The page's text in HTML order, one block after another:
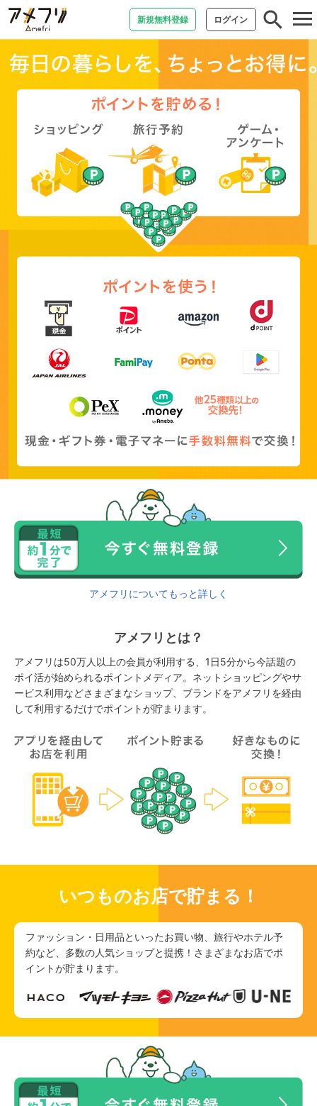
新規無料登録 ログイン
アメフリについてもっと詳しく
アメフリとは？
アメフリは50万人以上の会員が利用する、1日5分から今話題の
ポイ活が始められるポイントメディア。ネットショッピングやサ
ービス利用などさまざまなショップ、ブランドをアメフリを経由
して利用するだけでポイントが貯まります。
いつものお店で貯まる！
ファッション・日用品といったお買い物、旅行やホテル予
約など、多数の人気ショップと提携！さまざまなお店でポ
イントが貯まります。